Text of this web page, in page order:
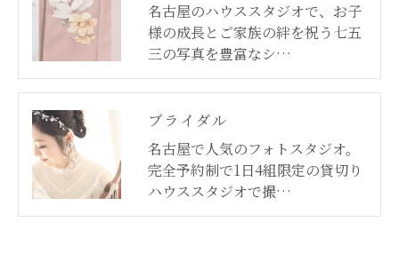
名古屋のハウススタジオで、お子
様の成長とご家族の絆を祝う七五
三の写真を豊富なシ…
ブライダル
名古屋で人気のフォトスタジオ。
完全予約制で1日4組限定の貸切り
ハウススタジオで撮…